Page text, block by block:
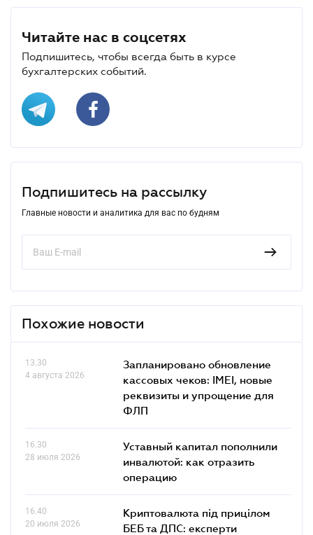
Читайте нас в соцсетях
Подпишитесь, чтобы всегда быть в курсе
бухгалтерских событий.
Подпишитесь на рассылку
Главные новости и аналитика для вас по будням
Похожие новости
13.30
4 августа 2026
Запланировано обновление
кассовых чеков: IMEI, новые
реквизиты и упрощение для
ФЛП
16.30
28 июля 2026
Уставный капитал пополнили
инвалютой: как отразить
операцию
16.40
20 июля 2026
Криптовалюта під прицілом
БЕБ та ДПС: експерти